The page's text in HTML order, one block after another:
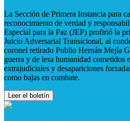
La Sección de Primera Instancia para
reconocimiento de verdad y
Especial para la Paz (JEP) profirió la
Juicio Adversarial Transicional, al
coronel retirado Publio Hernán Mejía
guerra y de lesa humanidad cometidos
extrajudiciales y desapariciones
como bajas en combate.
Leer el boletín